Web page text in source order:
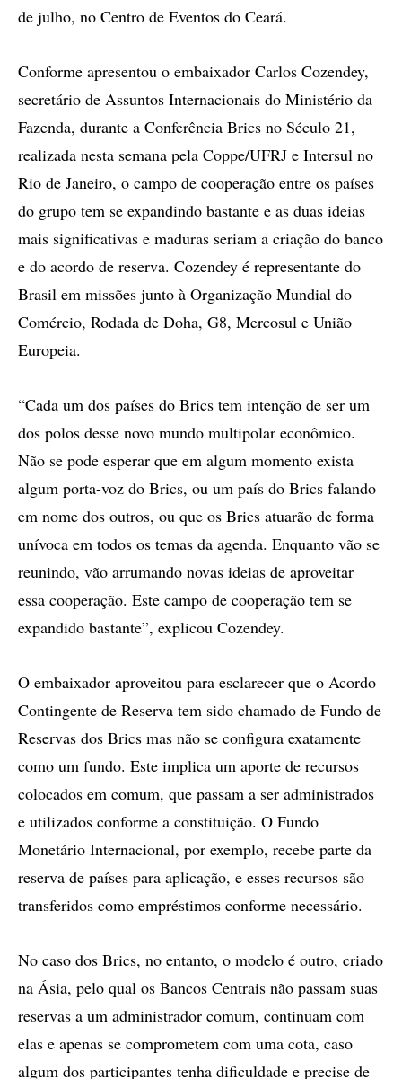
de julho, no Centro de Eventos do Ceará.
Conforme apresentou o embaixador Carlos Cozendey,
secretário de Assuntos Internacionais do Ministério da
Fazenda, durante a Conferência Brics no Século 21,
realizada nesta semana pela Coppe/UFRJ e Intersul no
Rio de Janeiro, o campo de cooperação entre os países
do grupo tem se expandindo bastante e as duas ideias
mais significativas e maduras seriam a criação do banco
e do acordo de reserva. Cozendey é representante do
Brasil em missões junto à Organização Mundial do
Comércio, Rodada de Doha, G8, Mercosul e União
Europeia.
“Cada um dos países do Brics tem intenção de ser um
dos polos desse novo mundo multipolar econômico.
Não se pode esperar que em algum momento exista
algum porta-voz do Brics, ou um país do Brics falando
em nome dos outros, ou que os Brics atuarão de forma
unívoca em todos os temas da agenda. Enquanto vão se
reunindo, vão arrumando novas ideias de aproveitar
essa cooperação. Este campo de cooperação tem se
expandido bastante”, explicou Cozendey.
O embaixador aproveitou para esclarecer que o Acordo
Contingente de Reserva tem sido chamado de Fundo de
Reservas dos Brics mas não se configura exatamente
como um fundo. Este implica um aporte de recursos
colocados em comum, que passam a ser administrados
e utilizados conforme a constituição. O Fundo
Monetário Internacional, por exemplo, recebe parte da
reserva de países para aplicação, e esses recursos são
transferidos como empréstimos conforme necessário.
No caso dos Brics, no entanto, o modelo é outro, criado
na Ásia, pelo qual os Bancos Centrais não passam suas
reservas a um administrador comum, continuam com
elas e apenas se comprometem com uma cota, caso
algum dos participantes tenha dificuldade e precise de